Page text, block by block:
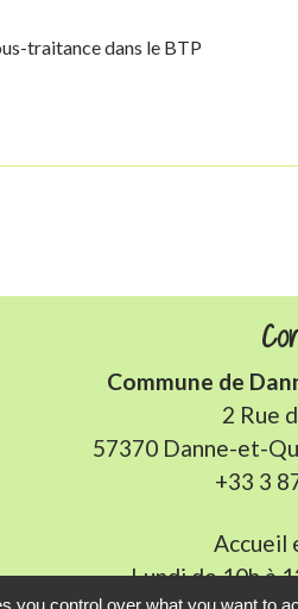
traitance dans le BTP
Commune de
2 Rue
57370 Danne-et-
+33 3
Accueil
Lundi de 10h à
you control over what you want to